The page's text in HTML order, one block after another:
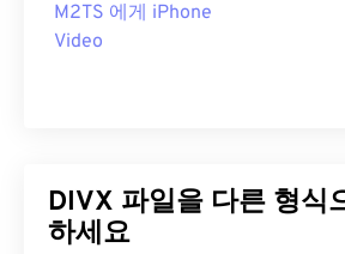
M2TS 에게 iPhone
Video
DIVX 파일을 다른 형식
하세요